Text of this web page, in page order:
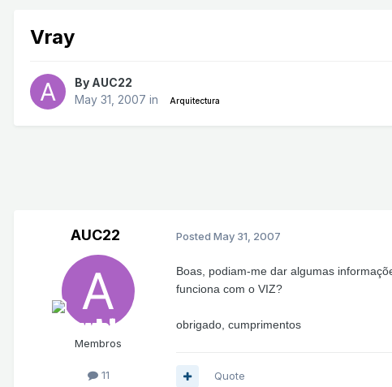
Vray
By AUC22
May 31, 2007 in Arquitectura
AUC22
Membros
11
Posted May 31, 2007
Boas, podiam-me dar algumas
funciona com o VIZ?
obrigado, cumprimentos
Quote